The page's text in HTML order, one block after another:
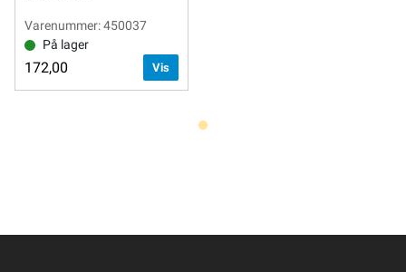
Varenummer: 450037
På lager
172,00 Vis